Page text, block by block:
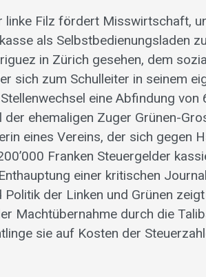
linke Filz fördert Misswirtschaft,
als Selbstbedienungsladen
in Zürich gesehen, dem
sich zum Schulleiter in seinem
eine Abfindung von
der ehemaligen Zuger Grünen-
eines Vereins, der sich gegen
Franken Steuergelder
einer kritischen
der Linken und Grünen
Machtübernahme durch die
sie auf Kosten der